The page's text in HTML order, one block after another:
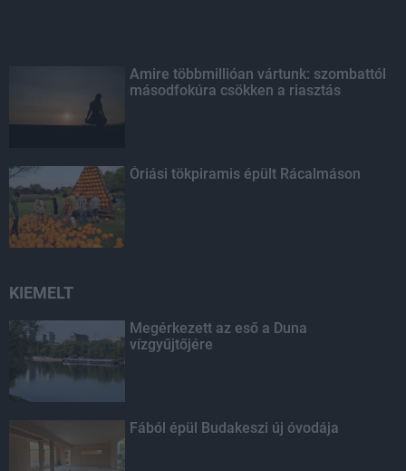
Amire többmillióan vártunk: szombattól
másodfokúra csökken a riasztás
Óriási tökpiramis épült Rácalmáson
KIEMELT
Megérkezett az eső a Duna
vízgyűjtőjére
Fából épül Budakeszi új óvodája